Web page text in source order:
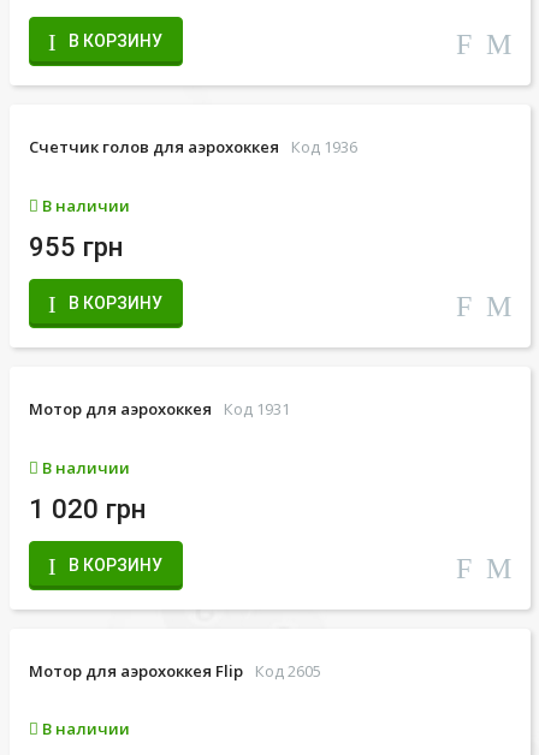
В КОРЗИНУ
Счетчик голов для аэрохоккея Код 1936
В наличии
955 грн
В КОРЗИНУ
Мотор для аэрохоккея Код 1931
В наличии
1 020 грн
В КОРЗИНУ
Мотор для аэрохоккея Flip Код 2605
В наличии